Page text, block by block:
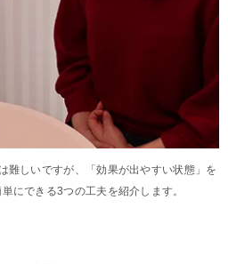
難しいですが、「効果が出やすい状態」を
にできる3つの工夫を紹介します。